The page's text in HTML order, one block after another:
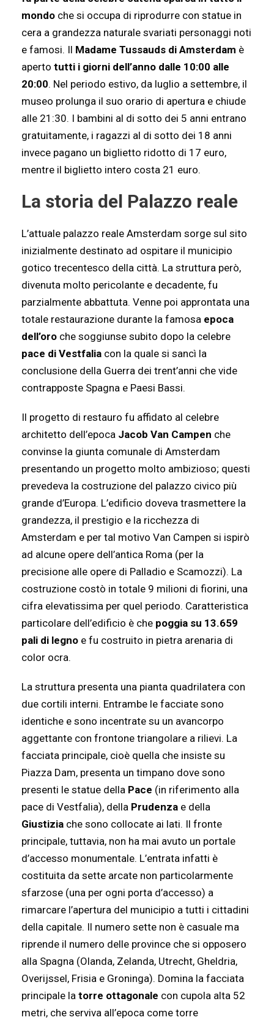
mondo che si occupa di riprodurre con statue in
cera a grandezza naturale svariati personaggi noti
e famosi. Il Madame Tussauds di Amsterdam è
aperto tutti i giorni dell’anno dalle 10:00 alle
20:00. Nel periodo estivo, da luglio a settembre, il
museo prolunga il suo orario di apertura e chiude
alle 21:30. I bambini al di sotto dei 5 anni entrano
gratuitamente, i ragazzi al di sotto dei 18 anni
invece pagano un biglietto ridotto di 17 euro,
mentre il biglietto intero costa 21 euro.
La storia del Palazzo reale
L’attuale palazzo reale Amsterdam sorge sul sito
inizialmente destinato ad ospitare il municipio
gotico trecentesco della città. La struttura però,
divenuta molto pericolante e decadente, fu
parzialmente abbattuta. Venne poi approntata una
totale restaurazione durante la famosa epoca
dell’oro che soggiunse subito dopo la celebre
pace di Vestfalia con la quale si sancì la
conclusione della Guerra dei trent’anni che vide
contrapposte Spagna e Paesi Bassi.
Il progetto di restauro fu affidato al celebre
architetto dell’epoca Jacob Van Campen che
convinse la giunta comunale di Amsterdam
presentando un progetto molto ambizioso; questi
prevedeva la costruzione del palazzo civico più
grande d’Europa. L’edificio doveva trasmettere la
grandezza, il prestigio e la ricchezza di
Amsterdam e per tal motivo Van Campen si ispirò
ad alcune opere dell’antica Roma (per la
precisione alle opere di Palladio e Scamozzi). La
costruzione costò in totale 9 milioni di fiorini, una
cifra elevatissima per quel periodo. Caratteristica
particolare dell’edificio è che poggia su 13.659
pali di legno e fu costruito in pietra arenaria di
color ocra.
La struttura presenta una pianta quadrilatera con
due cortili interni. Entrambe le facciate sono
identiche e sono incentrate su un avancorpo
aggettante con frontone triangolare a rilievi. La
facciata principale, cioè quella che insiste su
Piazza Dam, presenta un timpano dove sono
presenti le statue della Pace (in riferimento alla
pace di Vestfalia), della Prudenza e della
Giustizia che sono collocate ai lati. Il fronte
principale, tuttavia, non ha mai avuto un portale
d’accesso monumentale. L’entrata infatti è
costituita da sette arcate non particolarmente
sfarzose (una per ogni porta d’accesso) a
rimarcare l’apertura del municipio a tutti i cittadini
della capitale. Il numero sette non è casuale ma
riprende il numero delle province che si opposero
alla Spagna (Olanda, Zelanda, Utrecht, Gheldria,
Overijssel, Frisia e Groninga). Domina la facciata
principale la torre ottagonale con cupola alta 52
metri, che serviva all’epoca come torre